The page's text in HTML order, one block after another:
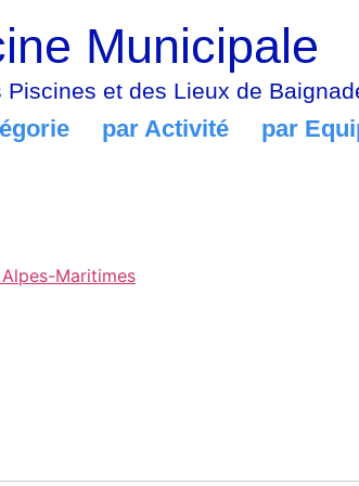
Municipale
Piscines et des Lieux de
par Activité par
Maritimes